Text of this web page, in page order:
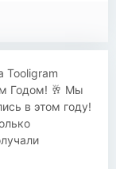
Tooligram
Годом! 🥂 Мы
в этом году!